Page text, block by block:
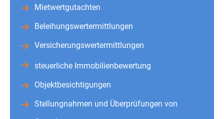
Mietwertgutachten
Beleihungswertermittlungen
Versicherungswertermittlungen
steuerliche Immobilienbewertung
Objektbesichtigungen
Stellungnahmen und Überprüfungen von